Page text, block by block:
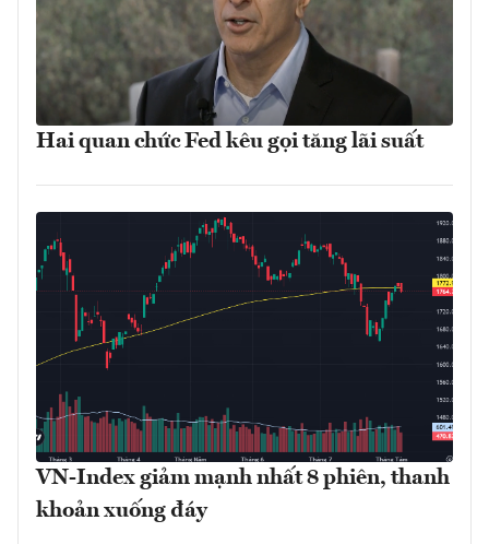
Hai quan chức Fed kêu gọi tăng lãi suất
VN-Index giảm mạnh nhất 8 phiên, thanh
khoản xuống đáy